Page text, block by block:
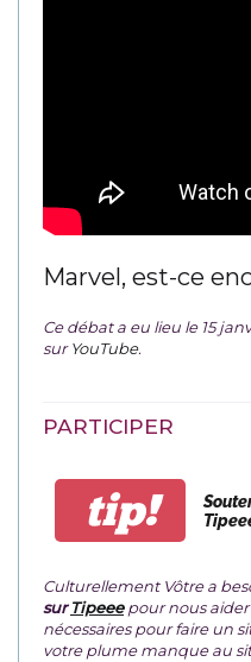
Marvel, est-ce
Ce débat a eu lieu le 15
surYouTube.
PARTICIPER
tip!
Culturellement Vôtre a
surTipeeepour nous aider
nécessaires pour faire un
votre plume manque au